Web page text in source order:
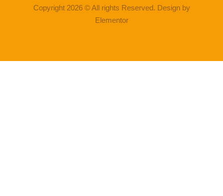
Copyright 2026 © All rights Reserved. Design by
Elementor